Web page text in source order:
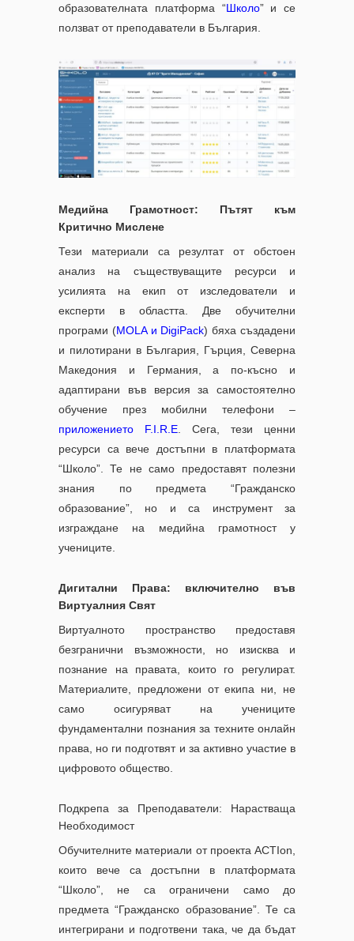
образователната платформа “Школо” и се
ползват от преподаватели в България.
Медийна Грамотност: Пътят към
Критично Мислене
Тези материали са резултат от обстоен
анализ на съществуващите ресурси и
усилията на екип от изследователи и
експерти в областта. Две обучителни
програми (MOLA и DigiPack) бяха създадени
и пилотирани в България, Гърция, Северна
Македония и Германия, а по-късно и
адаптирани във версия за самостоятелно
обучение през мобилни телефони –
приложението F.I.R.E . Сега, тези ценни
ресурси са вече достъпни в платформата
“Школо”. Те не само предоставят полезни
знания по предмета “Гражданско
образование”, но и са инструмент за
изграждане на медийна грамотност у
учениците.
Дигитални Права: включително във
Виртуалния Свят
Виртуалното пространство предоставя
безгранични възможности, но изисква и
познание на правата, които го регулират.
Материалите, предложени от екипа ни, не
само осигуряват на учениците
фундаментални познания за техните онлайн
права, но ги подготвят и за активно участие в
цифровото общество.
Подкрепа за Преподаватели: Нарастваща
Необходимост
Обучителните материали от проекта ACTIon,
които вече са достъпни в платформата
“Школо”, не са ограничени само до
предмета “Гражданско образование”. Те са
интегрирани и подготвени така, че да бъдат